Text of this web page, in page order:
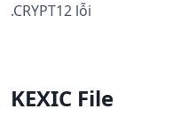
.CRYPT12 lỗi
KEXIC File